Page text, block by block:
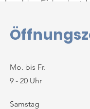
In welchen Fächern
Deutsch
Englisch
BuT berechtigt?
Mo. bis Fr.
9 - 20 Uhr
Samstag